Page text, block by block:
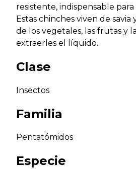
resistente, indispensable
Estas chinches viven de savia
de los vegetales, las frutas y
extraerles el líquido.
Clase
Insectos
Familia
Pentatómidos
Especie